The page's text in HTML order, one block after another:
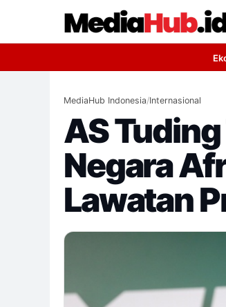
content
MediaHub Indonesia/Internasional
AS
Negara
Lawatan